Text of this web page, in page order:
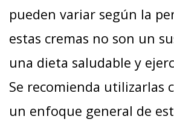
pueden variar según la
estas cremas no son un
una dieta saludable y
Se recomienda utilizarlas
un enfoque general de